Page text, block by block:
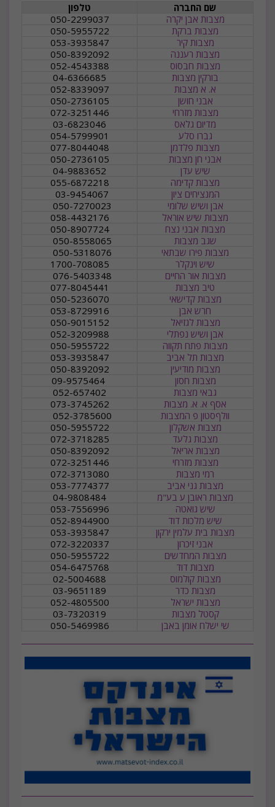
שם החברה
טלפון
מצבות אבן יקרה
050-2299037
מצבות ברקת
050-5955722
מצבות קיר
053-3935847
מצבות רעננה
050-8392092
מצבות חבסוס
052-4543388
בורקין מצבות
04-6366685
א. א מצבות
052-8339097
אבני חושן
050-2736105
מצבות מזרחי
072-3251446
מדיום גלאס
03-6823046
גברו סלע
054-5799901
מצבות פלדמן
077-8044048
אבני חן מצבות
050-2736105
שיש עדן
04-9883652
מצבות קדימה
055-6872218
המנציחים ציון
03-9454067
אבן ושיש שלומי
050-7270023
מצבות שיש אוראל
058-4432176
מצבות אבני נצח
050-8907724
שגב מצבות
050-8558065
מצבות פירו שבתאי
050-5318076
שיש וינקלר
1700-708085
מצבות אור החיים
076-5403348
טיב מצבות
077-8045441
מצבות קדישאי
050-5236070
חרש אבן
053-8729916
מצבות לגזיאל
050-9015152
אבן ושיש נפתלי
052-3209988
מצבות פתח תקווה
050-5955722
מצבות תל אביב
053-3935847
מצבות מודיעין
050-8392092
מצבות חסון
גבאי מצבות
052-657402
אסף א. א. מצבות
073-3745262
וולףסטון פ המצבות
052-3785600
מצבות אשקלון
050-5955722
מצבות גלעד
072-3718285
מצבות אריאל
050-8392092
מצבות מזרחי
072-3251446
רמי מצבות
072-3713080
מצבות גני אביב
053-7774377
מצבות ראובן ע בע"מ
04-9808484
שיש גואטה
053-7556996
שיש מלכות דוד
052-8944900
מצבות בית עלמין ירקון
053-3935847
אבני זיכרון
072-3220337
מצבות המחדשים
050-5955722
מצבות דוד
054-6475768
מצבות קולמוס
02-5004688
מצבות כדר
03-9651189
מצבות ישראל
052-4805500
קסטל מצבות
03-7320319
שי ישלח אומן באבן
050-5469986